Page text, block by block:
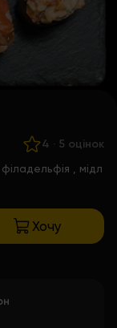
4 · 5 оцінок
мідл
Хочу